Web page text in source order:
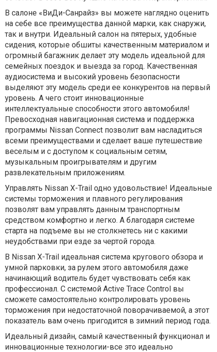
В салоне «ВиДи-Санрайз» вы можете наглядно оценить
на себе все преимущества данной марки, как снаружи,
так и внутри. Идеальный салон на пятерых, удобные
сидения, которые обшиты качественным материалом и
огромный багажник делает эту модель идеальной для
семейных поездок и выезда за город. Качественная
аудиосистема и высокий уровень безопасности
выделяют эту модель среди ее конкурентов на первый
уровень. А чего стоит инновационные
интеллектуальные способности этого автомобиля!
Превосходная навигационная система и поддержка
программы Nissan Connect позволит вам насладиться
всеми преимуществами и сделает ваше путешествие
веселым и с доступом к социальным сетям,
музыкальным проигрывателям и другим
развлекательным приложениям.
Управлять Nissan X-Trail одно удовольствие! Идеальные
системы торможения и плавного регулирования
позволят вам управлять данным транспортным
средством комфортно и легко. А благодаря системе
старта на подъеме вы не столкнетесь ни с какими
неудобствами при езде за чертой города.
В Nissan X-Trail идеальная система кругового обзора и
умной парковки, за рулем этого автомобиля даже
начинающий водитель будет чувствовать себя как
профессионал. С системой Active Trace Control вы
сможете самостоятельно контролировать уровень
торможения при недостаточной поворачиваемой, а этот
показатель вам очень пригодится в зимний период года.
Идеальный дизайн, самый качественный функционал и
инновационные технологии-все это идеально